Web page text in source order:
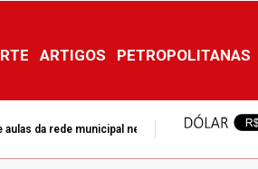
ARTIGOS PETROPOLITANAS
da rede municipal nesta...